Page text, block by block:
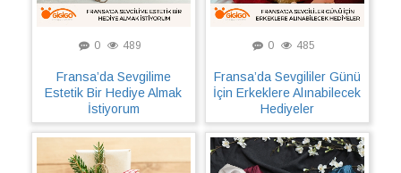
0 489
Fransa’da Sevgilime
Estetik Bir Hediye Almak
İstiyorum
0 485
Fransa’da Sevgililer Günü
İçin Erkeklere Alınabilecek
Hediyeler